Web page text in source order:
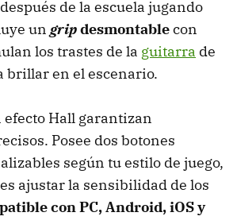
de la escuela jugando
un gripdesmontablecon
los trastes de la guitarra de
brillar en el escenario.
efecto Hall garantizan
Posee dos botones
según tu estilo de juego,
ajustar la sensibilidad de los
con PC, Android, iOS y